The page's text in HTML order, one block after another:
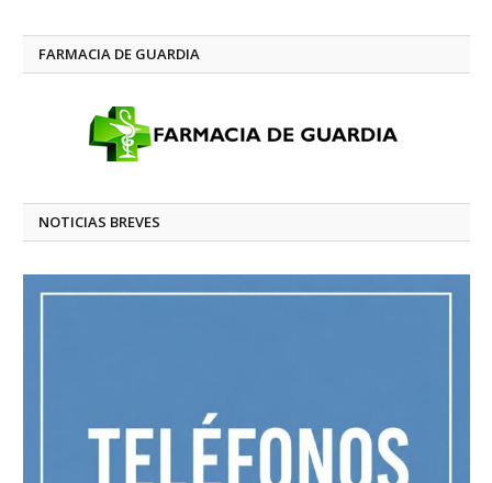
FARMACIA DE GUARDIA
NOTICIAS BREVES